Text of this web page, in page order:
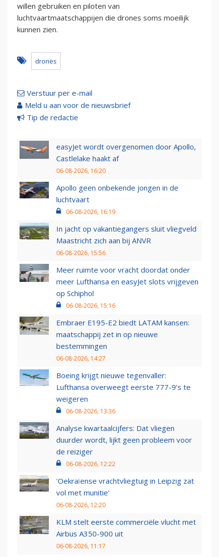
willen gebruiken en piloten van
luchtvaartmaatschappijen die drones soms moeilijk
kunnen zien.
drones
Verstuur per e-mail
Meld u aan voor de nieuwsbrief
Tip de redactie
easyJet wordt overgenomen door Apollo,
Castlelake haakt af
06-08-2026, 16:20
Apollo geen onbekende jongen in de
luchtvaart
06-08-2026, 16:19
In jacht op vakantiegangers sluit vliegveld
Maastricht zich aan bij ANVR
06-08-2026, 15:56
Meer ruimte voor vracht doordat onder
meer Lufthansa en easyJet slots vrijgeven
op Schiphol
06-08-2026, 15:16
Embraer E195-E2 biedt LATAM kansen:
maatschappij zet in op nieuwe
bestemmingen
06-08-2026, 14:27
Boeing krijgt nieuwe tegenvaller:
Lufthansa overweegt eerste 777-9’s te
weigeren
06-08-2026, 13:36
Analyse kwartaalcijfers: Dat vliegen
duurder wordt, lijkt geen probleem voor
de reiziger
06-08-2026, 12:22
'Oekraïense vrachtvliegtuig in Leipzig zat
vol met munitie'
06-08-2026, 12:20
KLM stelt eerste commerciële vlucht met
Airbus A350-900 uit
06-08-2026, 11:17